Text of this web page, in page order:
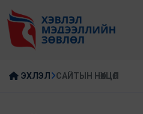
ЭХЛЭЛ САЙТЫН НӨХЦӨЛ